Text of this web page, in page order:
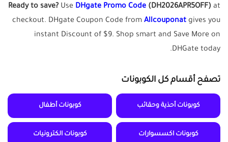
Ready to save? Use DHgate Promo Code (DH2026APR5OFF) at
checkout. DHgate Coupon Code from Allcouponat gives you
instant Discount of $9. Shop smart and Save More on
DHGate today.
تصفح أقسام كل الكوبونات
كوبونات أحذية وحقائب كوبونات أطفال
كوبونات اكسسوارات كوبونات الكترونيات